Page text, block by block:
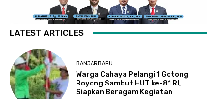
LATEST ARTICLES
BANJARBARU
Warga Cahaya Pelangi 1 Gotong
Royong Sambut HUT ke-81 RI,
Siapkan Beragam Kegiatan